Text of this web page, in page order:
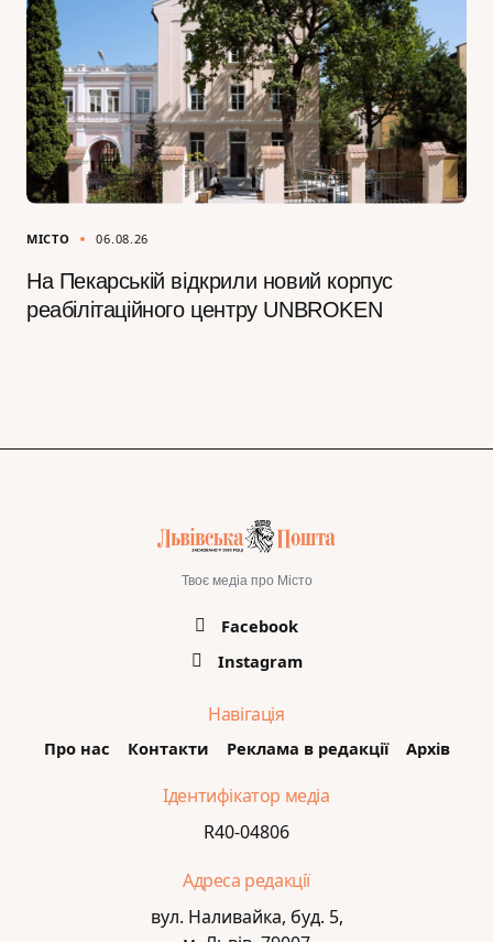
МІСТО 06.08.26
На Пекарській відкрили новий корпус
реабілітаційного центру UNBROKEN
Твоє медіа про Місто
Facebook
Instagram
Навігація
Про нас Контакти Реклама в редакції Архів
Ідентифікатор медіа
R40-04806
Адреса редакції
вул. Наливайка, буд. 5,